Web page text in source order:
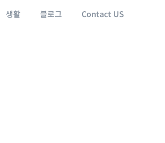
생활 블로그 Contact US